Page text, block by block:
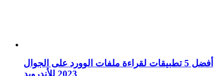
أفضل 5 تطبيقات لقراءة ملفات الوورد على الجوال